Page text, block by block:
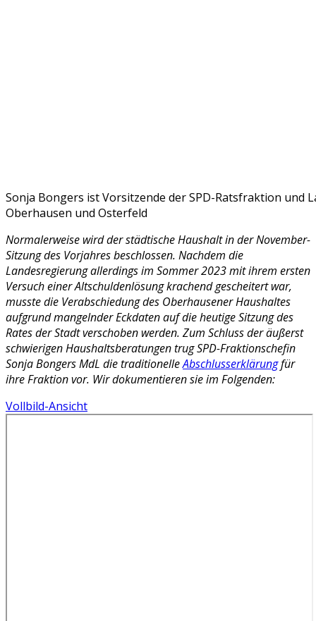
Sonja Bongers ist Vorsitzende der SPD-Ratsfraktion und
Oberhausen und Osterfeld
Normalerweise wird der städtische Haushalt in der November-
Sitzung des Vorjahres beschlossen. Nachdem die
Landesregierung allerdings im Sommer 2023 mit ihrem ersten
Versuch einer Altschuldenlösung krachend gescheitert war,
musste die Verabschiedung des Oberhausener Haushaltes
aufgrund mangelnder Eckdaten auf die heutige Sitzung des
Rates der Stadt verschoben werden. Zum Schluss der äußerst
schwierigen Haushaltsberatungen trug SPD-Fraktionschefin
Sonja Bongers MdL die traditionelleAbschlusserklärungfür
ihre Fraktion vor. Wir dokumentieren sie im Folgenden:
Vollbild-Ansicht